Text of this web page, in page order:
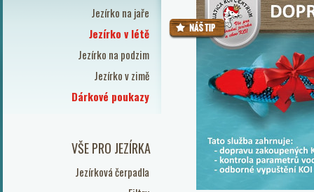
Jezírko na jaře
Jezírko v létě
Jezírko na podzim
Jezírko v zimě
Dárkové poukazy
VŠE PRO JEZÍRKA
Jezírková čerpadla